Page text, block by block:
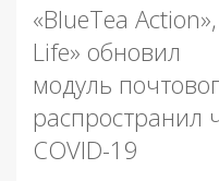
«BlueTea
Life» обновил
модуль
распространил
COVID-19